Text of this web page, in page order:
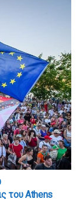
του Athens